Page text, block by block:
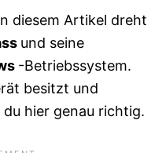
diesem Artikel dreht
und seine
-Betriebssystem.
besitzt und
hier genau richtig.